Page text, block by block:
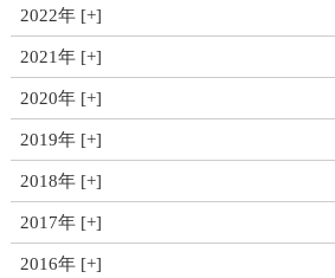
2022年
2021年
2020年
2019年
2018年
2017年
2016年